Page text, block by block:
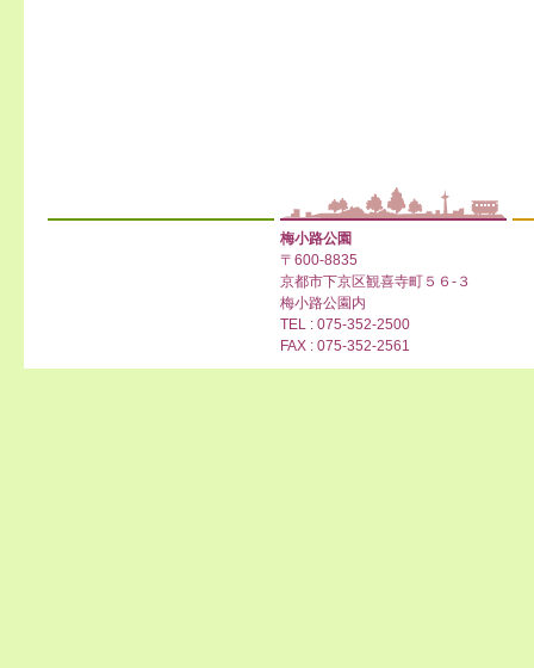
梅小路公園
〒600-8835
京都市下京区観喜寺町５６-３
梅小路公園内
TEL : 075-352-2500
FAX : 075-352-2561